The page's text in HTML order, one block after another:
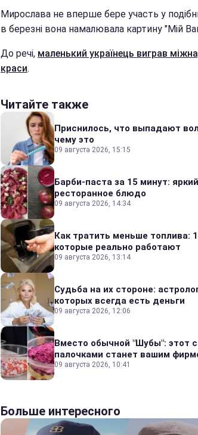
Мирослава не вперше бере участь у
в березні вона намалювала картину "Мій
До речі, маленький українець виграв
краси.
Читайте также
Приснилось, что выпадают
чему это
09 августа 2026, 15:15
Барби-паста за 15 минут:
ресторанное блюдо
09 августа 2026, 14:34
Как тратить меньше топлива:
которые реально работают
09 августа 2026, 13:14
Судьба на их стороне:
которых всегда есть деньги
09 августа 2026, 12:06
Вместо обычной "Шубы": этот
палочками станет вашим
09 августа 2026, 10:41
Больше интересного